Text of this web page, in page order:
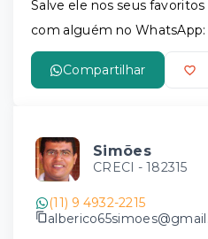
Salve ele nos seus
com alguém no WhatsApp:
Compartilhar
Simões
CRECI - 182315
(11) 9 4932-2215